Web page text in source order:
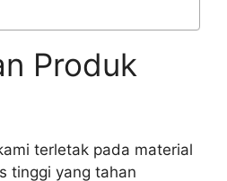
Produk
terletak pada material
tinggi yang tahan